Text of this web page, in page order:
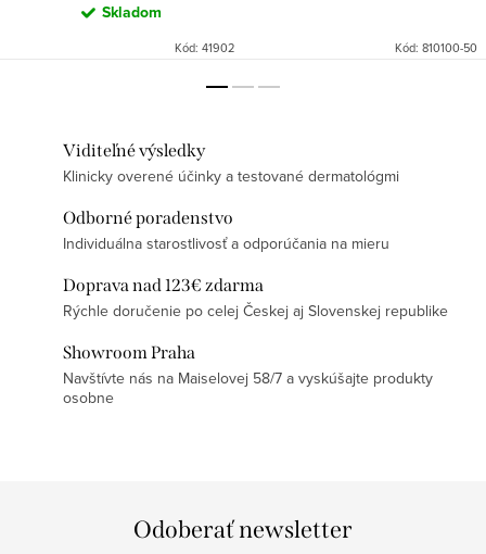
Skladom
Kód: 41902 Kód: 810100-50
Viditeľné výsledky
Klinicky overené účinky a testované dermatológmi
Odborné poradenstvo
Individuálna starostlivosť a odporúčania na mieru
Doprava nad 123€ zdarma
Rýchle doručenie po celej Českej aj Slovenskej republike
Showroom Praha
Navštívte nás na Maiselovej 58/7 a vyskúšajte produkty
osobne
Odoberať newsletter